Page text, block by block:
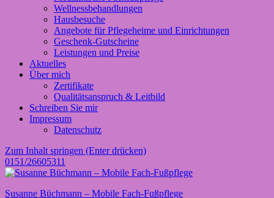
Wellnessbehandlungen
Hausbesuche
Angebote für Pflegeheime und Einrichtungen
Geschenk-Gutscheine
Leistungen und Preise
Aktuelles
Über mich
Zertifikate
Qualitätsanspruch & Leitbild
Schreiben Sie mir
Impressum
Datenschutz
Zum Inhalt springen (Enter drücken)
0151/26605311
Susanne Büchmann – Mobile Fach-Fußpflege